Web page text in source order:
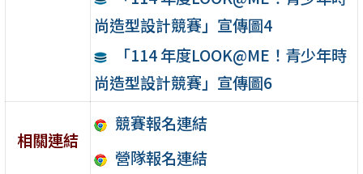
尚造型設計競賽」宣傳圖4
「114 年度LOOK@ME！青少年時
尚造型設計競賽」宣傳圖6
相關連結
競賽報名連結
營隊報名連結